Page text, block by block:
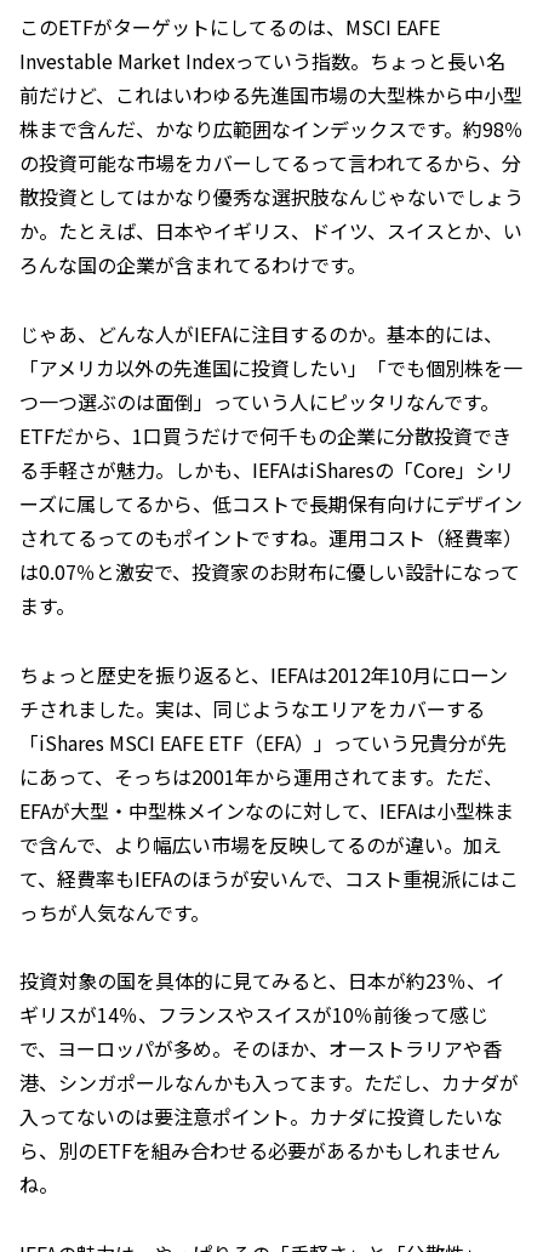
このETFがターゲットにしてるのは、MSCI EAFE
Investable Market Indexっていう指数。ちょっと長い名
前だけど、これはいわゆる先進国市場の大型株から中小型
株まで含んだ、かなり広範囲なインデックスです。約98％
の投資可能な市場をカバーしてるって言われてるから、分
散投資としてはかなり優秀な選択肢なんじゃないでしょう
か。たとえば、日本やイギリス、ドイツ、スイスとか、い
ろんな国の企業が含まれてるわけです。
じゃあ、どんな人がIEFAに注目するのか。基本的には、
「アメリカ以外の先進国に投資したい」「でも個別株を一
つ一つ選ぶのは面倒」っていう人にピッタリなんです。
ETFだから、1口買うだけで何千もの企業に分散投資でき
る手軽さが魅力。しかも、IEFAはiSharesの「Core」シリ
ーズに属してるから、低コストで長期保有向けにデザイン
されてるってのもポイントですね。運用コスト（経費率）
は0.07％と激安で、投資家のお財布に優しい設計になって
ます。
ちょっと歴史を振り返ると、IEFAは2012年10月にローン
チされました。実は、同じようなエリアをカバーする
「iShares MSCI EAFE ETF（EFA）」っていう兄貴分が先
にあって、そっちは2001年から運用されてます。ただ、
EFAが大型・中型株メインなのに対して、IEFAは小型株ま
で含んで、より幅広い市場を反映してるのが違い。加え
て、経費率もIEFAのほうが安いんで、コスト重視派にはこ
っちが人気なんです。
投資対象の国を具体的に見てみると、日本が約23％、イ
ギリスが14％、フランスやスイスが10％前後って感じ
で、ヨーロッパが多め。そのほか、オーストラリアや香
港、シンガポールなんかも入ってます。ただし、カナダが
入ってないのは要注意ポイント。カナダに投資したいな
ら、別のETFを組み合わせる必要があるかもしれません
ね。